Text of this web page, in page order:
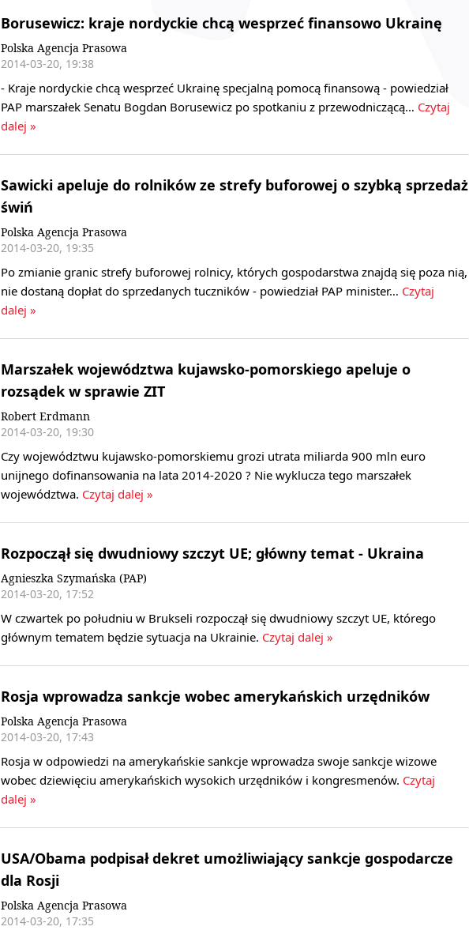
Borusewicz: kraje nordyckie chcą wesprzeć finansowo Ukrainę
Polska Agencja Prasowa
2014-03-20, 19:38
- Kraje nordyckie chcą wesprzeć Ukrainę specjalną pomocą finansową - powiedział
PAP marszałek Senatu Bogdan Borusewicz po spotkaniu z przewodniczącą… Czytaj
dalej »
Sawicki apeluje do rolników ze strefy buforowej o szybką sprzedaż
świń
Polska Agencja Prasowa
2014-03-20, 19:35
Po zmianie granic strefy buforowej rolnicy, których gospodarstwa znajdą się poza nią,
nie dostaną dopłat do sprzedanych tuczników - powiedział PAP minister… Czytaj
dalej »
Marszałek województwa kujawsko-pomorskiego apeluje o
rozsądek w sprawie ZIT
Robert Erdmann
2014-03-20, 19:30
Czy województwu kujawsko-pomorskiemu grozi utrata miliarda 900 mln euro
unijnego dofinansowania na lata 2014-2020 ? Nie wyklucza tego marszałek
województwa. Czytaj dalej »
Rozpoczął się dwudniowy szczyt UE; główny temat - Ukraina
Agnieszka Szymańska (PAP)
2014-03-20, 17:52
W czwartek po południu w Brukseli rozpoczął się dwudniowy szczyt UE, którego
głównym tematem będzie sytuacja na Ukrainie. Czytaj dalej »
Rosja wprowadza sankcje wobec amerykańskich urzędników
Polska Agencja Prasowa
2014-03-20, 17:43
Rosja w odpowiedzi na amerykańskie sankcje wprowadza swoje sankcje wizowe
wobec dziewięciu amerykańskich wysokich urzędników i kongresmenów. Czytaj
dalej »
USA/Obama podpisał dekret umożliwiający sankcje gospodarcze
dla Rosji
Polska Agencja Prasowa
2014-03-20, 17:35